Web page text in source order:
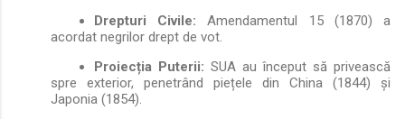
Drepturi Civile: Amendamentul 15 (1870) a
acordat negrilor drept de vot.
Proiecția Puterii: SUA au început să privească
spre exterior, penetrând piețele din China (1844) și
Japonia (1854).